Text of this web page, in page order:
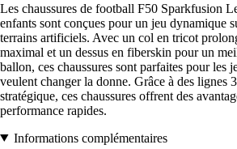
Les chaussures de football F50 Sparkfusion
enfants sont conçues pour un jeu dynamique
terrains artificiels. Avec un col en tricot
maximal et un dessus en fiberskin pour un
ballon, ces chaussures sont parfaites pour les
veulent changer la donne. Grâce à des lignes
stratégique, ces chaussures offrent des
performance rapides.
Informations complémentaires